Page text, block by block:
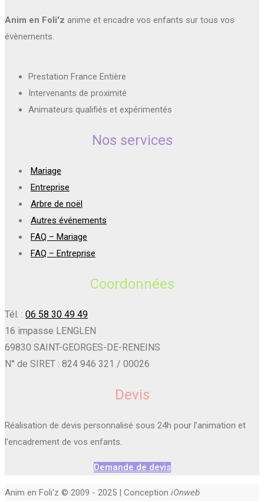
Anim en Foli'z anime et encadre vos enfants sur tous vos
évènements.
Prestation France Entière
Intervenants de proximité
Animateurs qualifiés et expérimentés
Nos services
Mariage
Entreprise
Arbre de noël
Autres événements
FAQ – Mariage
FAQ – Entreprise
Coordonnées
Tél. : 06 58 30 49 49
16 impasse LENGLEN
69830 SAINT-GEORGES-DE-RENEINS
N° de SIRET : 824 946 321 / 00026
Devis
Réalisation de devis personnalisé sous 24h pour l’animation et
l’encadrement de vos enfants.
Demande de devis
Anim en Foli'z © 2009 - 2025 | Conception iOnweb